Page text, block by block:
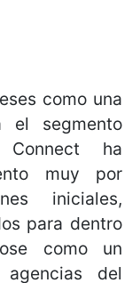
como una
el segmento
Connect ha
muy por
iniciales,
para dentro
como un
del